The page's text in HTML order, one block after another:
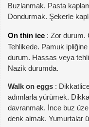
Buzlanmak. Pasta
Dondurmak. Şekerle
On thin ice : Zor durum.
Tehlikede. Pamuk
durum. Hassas veya
Nazik durumda.
Walk on eggs :
adımlarla yürümek.
davranmak. İnce buz
denk almak. Yumurtalar